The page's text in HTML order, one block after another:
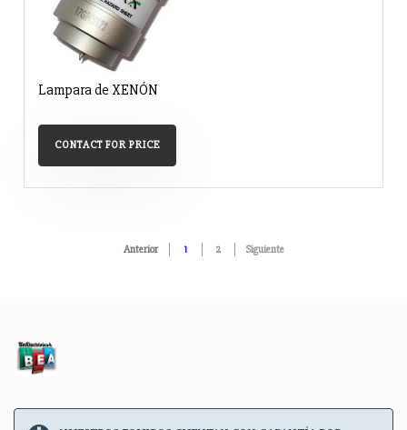
Lampara de XENÓN
CONTACT FOR PRICE
Anterior 1 2 Siguiente